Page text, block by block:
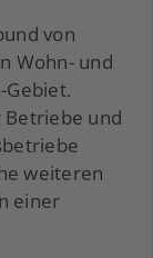
von
Wohn- und
Betriebe und
weiteren
einer